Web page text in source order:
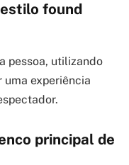
found
pessoa, utilizando
experiência
principal de